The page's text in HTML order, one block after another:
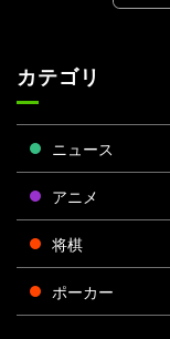
カテゴリ
ニュース
アニメ
将棋
ポーカー